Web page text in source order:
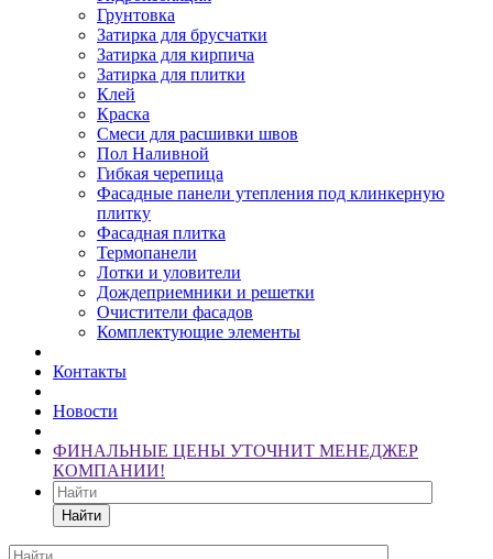
Грунтовка
Затирка для брусчатки
Затирка для кирпича
Затирка для плитки
Клей
Краска
Смеси для расшивки швов
Пол Наливной
Гибкая черепица
Фасадные панели утепления под клинкерную
плитку
Фасадная плитка
Термопанели
Лотки и уловители
Дождеприемники и решетки
Очистители фасадов
Комплектующие элементы
Контакты
Новости
ФИНАЛЬНЫЕ ЦЕНЫ УТОЧНИТ МЕНЕДЖЕР
КОМПАНИИ!
Найти